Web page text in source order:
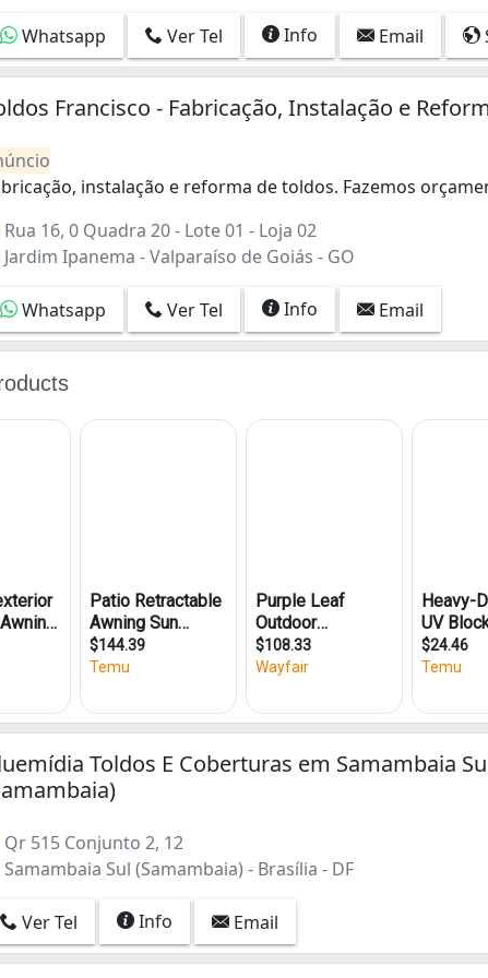
(Sobradinho) (1)
Claras) (2)
(Águas Claras) (2)
Whatsapp Ver Tel Info Email
Francisco - Fabricação, Instalação e
instalação e reforma de toldos. Fazemos
Rua 16, 0 Quadra 20 - Lote 01 - Loja 02
Jardim Ipanema - Valparaíso de Goiás - GO
Whatsapp Ver Tel Info Email
Toldos E Coberturas em Samambaia
Qr 515 Conjunto 2, 12
Samambaia Sul (Samambaia) - Brasília - DF
Ver Tel Info Email